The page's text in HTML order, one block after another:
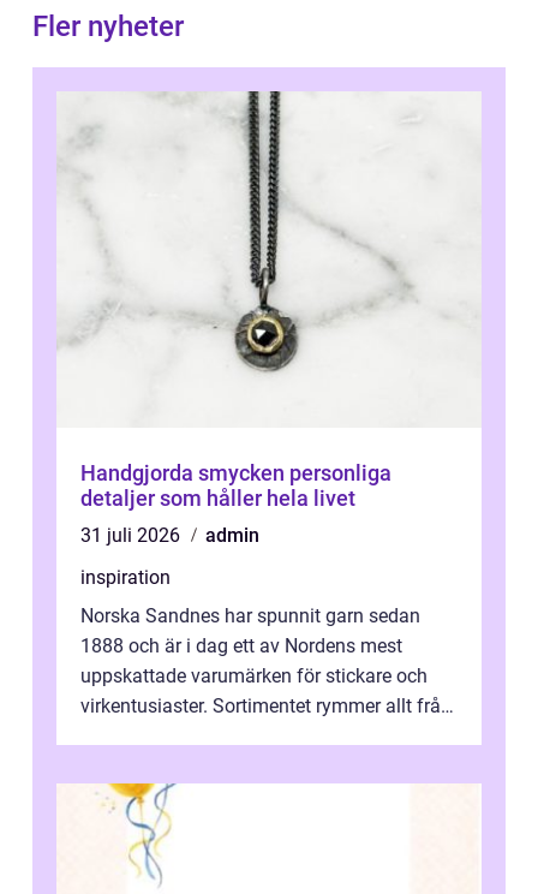
Fler nyheter
Handgjorda smycken personliga
detaljer som håller hela livet
31 juli 2026
admin
inspiration
Norska Sandnes har spunnit garn sedan
1888 och är i dag ett av Nordens mest
uppskattade varumärken för stickare och
virkentusiaster. Sortimentet rymmer allt från